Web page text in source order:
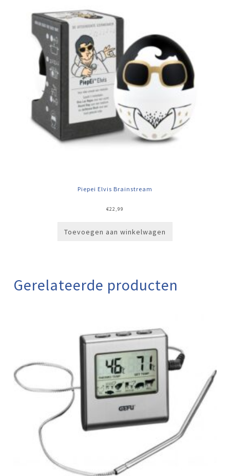
Piepei Elvis Brainstream
€22,99
Toevoegen aan winkelwagen
Gerelateerde producten